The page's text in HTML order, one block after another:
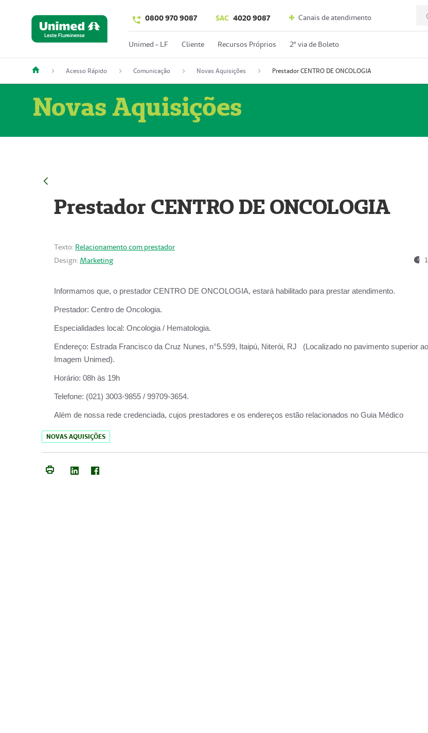
0800 970 9087 SAC 4020 9087 Canais de atendimento
Unimed - LF Cliente Recursos Próprios 2º via de Boleto
Acesso Rápido Comunicação Novas Aquisições Prestador CENTRO DE ONCOLOGIA
Novas Aquisições
Prestador CENTRO DE ONCOLOGIA
Texto: Relacionamento com prestador
Design: Marketing
Informamos que, o prestador CENTRO DE ONCOLOGIA, estará habilitado para prestar atendimento.
Prestador: Centro de Oncologia.
Especialidades local: Oncologia / Hematologia.
Endereço: Estrada Francisco da Cruz Nunes, n°5.599, Itaipú, Niterói, RJ (Localizado no pavimento superior
Imagem Unimed).
Horário: 08h às 19h
Telefone: (021) 3003-9855 / 99709-3654.
Além de nossa rede credenciada, cujos prestadores e os endereços estão relacionados no Guia Médico
NOVAS AQUISIÇÕES